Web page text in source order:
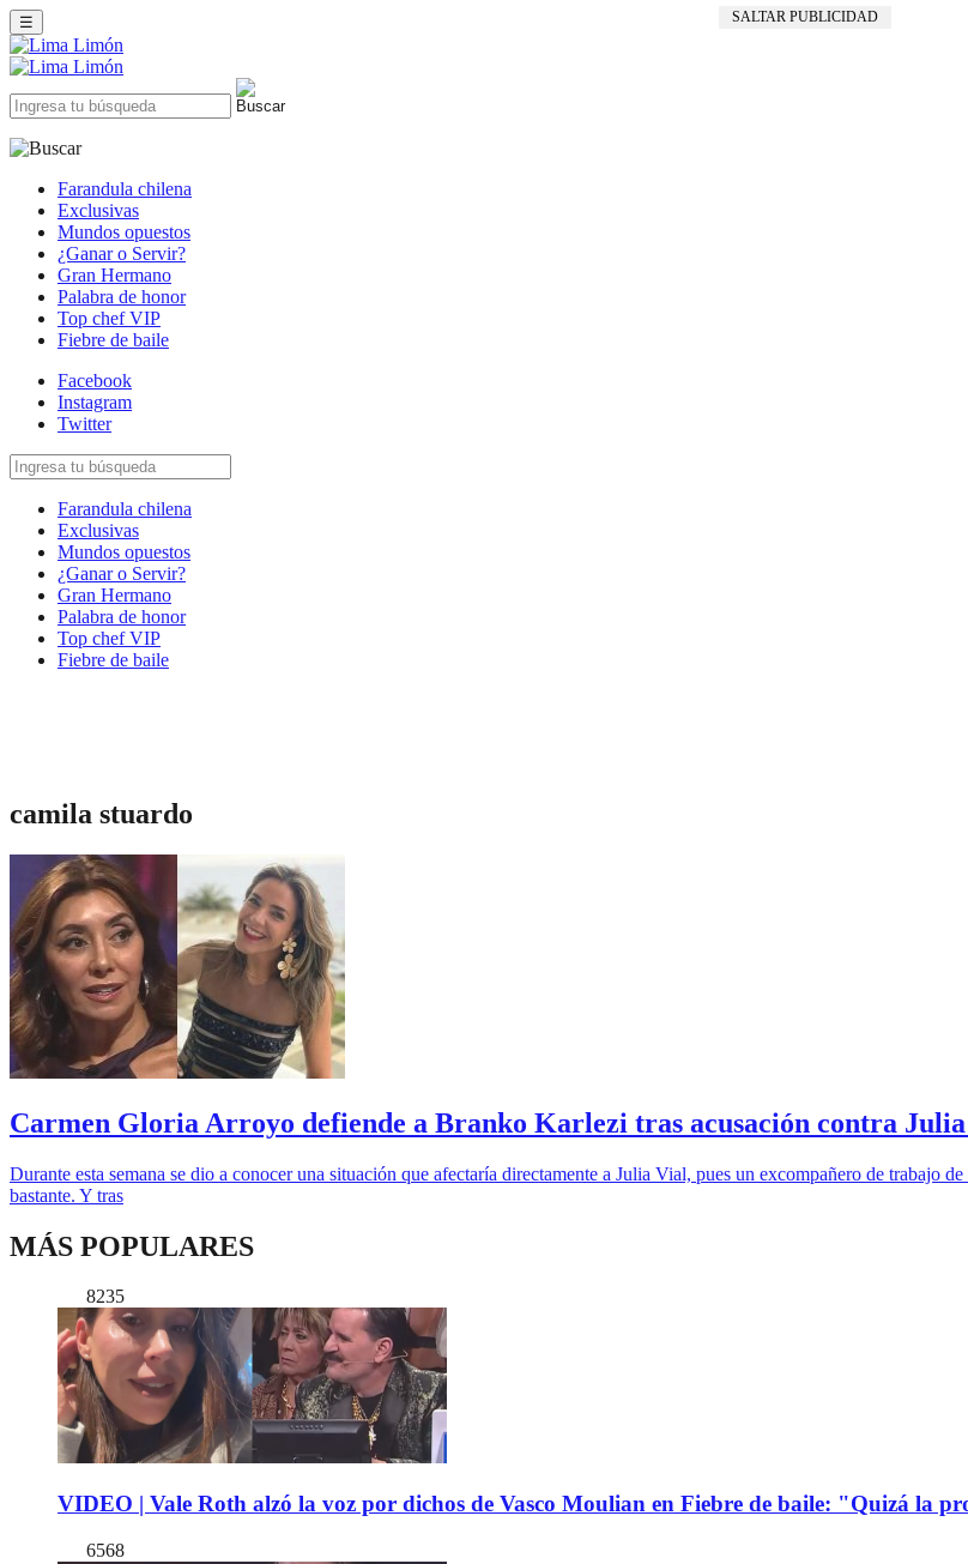
SALTAR PUBLICIDAD
☰
Farandula chilena
Exclusivas
Mundos opuestos
¿Ganar o Servir?
Gran Hermano
Palabra de honor
Top chef VIP
Fiebre de baile
Facebook
Instagram
Twitter
Farandula chilena
Exclusivas
Mundos opuestos
¿Ganar o Servir?
Gran Hermano
Palabra de honor
Top chef VIP
Fiebre de baile
camila stuardo
Carmen Gloria Arroyo defiende a Branko Karlezi tras acusación contra
Durante esta semana se dio a conocer una situación que afectaría directamente a Julia Vial, pues un excompañero de trabajo
bastante. Y tras
MÁS POPULARES
8235
VIDEO | Vale Roth alzó la voz por dichos de Vasco Moulian en Fiebre de baile: "Quizá la
6568